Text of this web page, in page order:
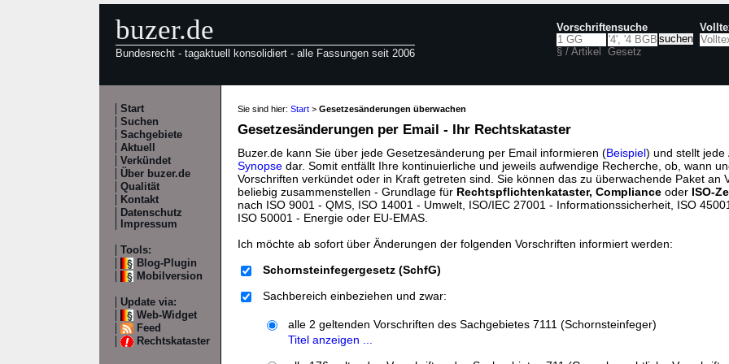
buzer.de
Bundesrecht - tagaktuell konsolidiert - alle Fassungen seit 2006
Vorschriftensuche
§ / Artikel Gesetz
Start
Suchen
Sachgebiete
Aktuell
Verkündet
Über buzer.de
Qualität
Kontakt
Datenschutz
Impressum
Tools:
Blog-Plugin
Mobilversion
Update via:
Web-Widget
Feed
Rechtskataster
Sie sind hier: Start > Gesetzesänderungen überwachen
Gesetzesänderungen per Email - Ihr Rechtskataster
Buzer.de kann Sie über jede Gesetzesänderung per Email informieren (Beispiel) und stellt jede
Synopse dar. Somit entfällt Ihre kontinuierliche und jeweils aufwendige Recherche, ob, wann
Vorschriften verkündet oder in Kraft getreten sind. Sie können das zu überwachende Paket an
beliebig zusammenstellen - Grundlage für Rechtspflichtenkataster, Compliance oder ISO-
nach ISO 9001 - QMS, ISO 14001 - Umwelt, ISO/IEC 27001 - Informationssicherheit, ISO
ISO 50001 - Energie oder EU-EMAS.
Ich möchte ab sofort über Änderungen der folgenden Vorschriften informiert werden:
Schornsteinfegergesetz (SchfG)
Sachbereich einbeziehen und zwar:
alle 2 geltenden Vorschriften des Sachgebietes 7111 (Schornsteinfeger)
Titel anzeigen ...